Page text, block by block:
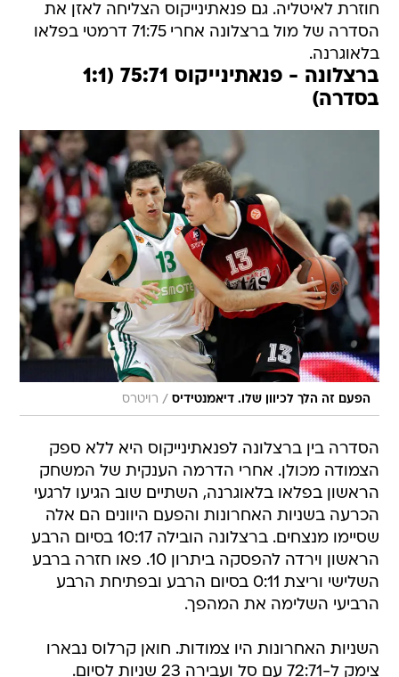
חוזרת לאיטליה. גם פנאתינייקוס הצליחה לאזן את
הסדרה של מול ברצלונה אחרי 71:75 דרמטי בפלאו
בלאוגרנה.
ברצלונה - פנאתינייקוס 75:71 (1:1
בסדרה)
הפעם זה הלך לכיוון שלו. דיאמנטידיס / רויטרס
הסדרה בין ברצלונה לפנאתינייקוס היא ללא ספק
הצמודה מכולן. אחרי הדרמה הענקית של המשחק
הראשון בפלאו בלאוגרנה, השתיים שוב הגיעו לרגעי
הכרעה בשניות האחרונות והפעם היוונים הם אלה
שסיימו מנצחים. ברצלונה הובילה 10:17 בסיום הרבע
הראשון וירדה להפסקה ביתרון 10. פאו חזרה ברבע
השלישי וריצת 0:11 בסיום הרבע ובפתיחת הרבע
הרביעי השלימה את המהפך.
השניות האחרונות היו צמודות. חואן קרלוס נבארו
צימק ל-72:71 עם סל ועבירה 23 שניות לסיום.